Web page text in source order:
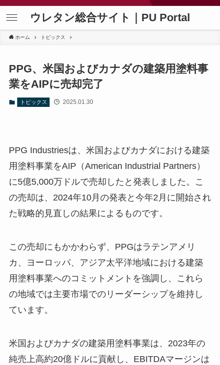
ウレタン総合サイト｜PU Portal
ホーム トピックス
PPG、米国およびカナダの建築用塗料事
業をAIPに売却完了
トピックス 2025.01.30
PPG Industriesは、米国およびカナダにおける建築
用塗料事業をAIP（American Industrial Partners）
に5億5,000万ドルで売却したと発表しました。こ
の売却は、2024年10月の発表と今年2月に開始され
た戦略的見直しの結果によるものです。
この売却にもかかわらず、PPGはラテンアメリ
カ、ヨーロッパ、アジア太平洋地域における建築
用塗料事業へのコミットメントを強調し、これら
の地域では主要市場でのリーダーシップを維持し
ています。
米国およびカナダの建築用塗料事業は、2023年の
純売上高約20億ドルに貢献し、EBITDAマージンは